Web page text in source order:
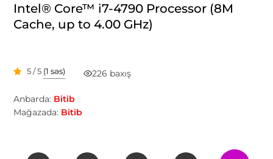
Intel® Core™ i7-4790 Processor (8M
Cache, up to 4.00 GHz)
5 / 5 (1 səs) 226 baxış
Anbarda: Bitib
Mağazada: Bitib